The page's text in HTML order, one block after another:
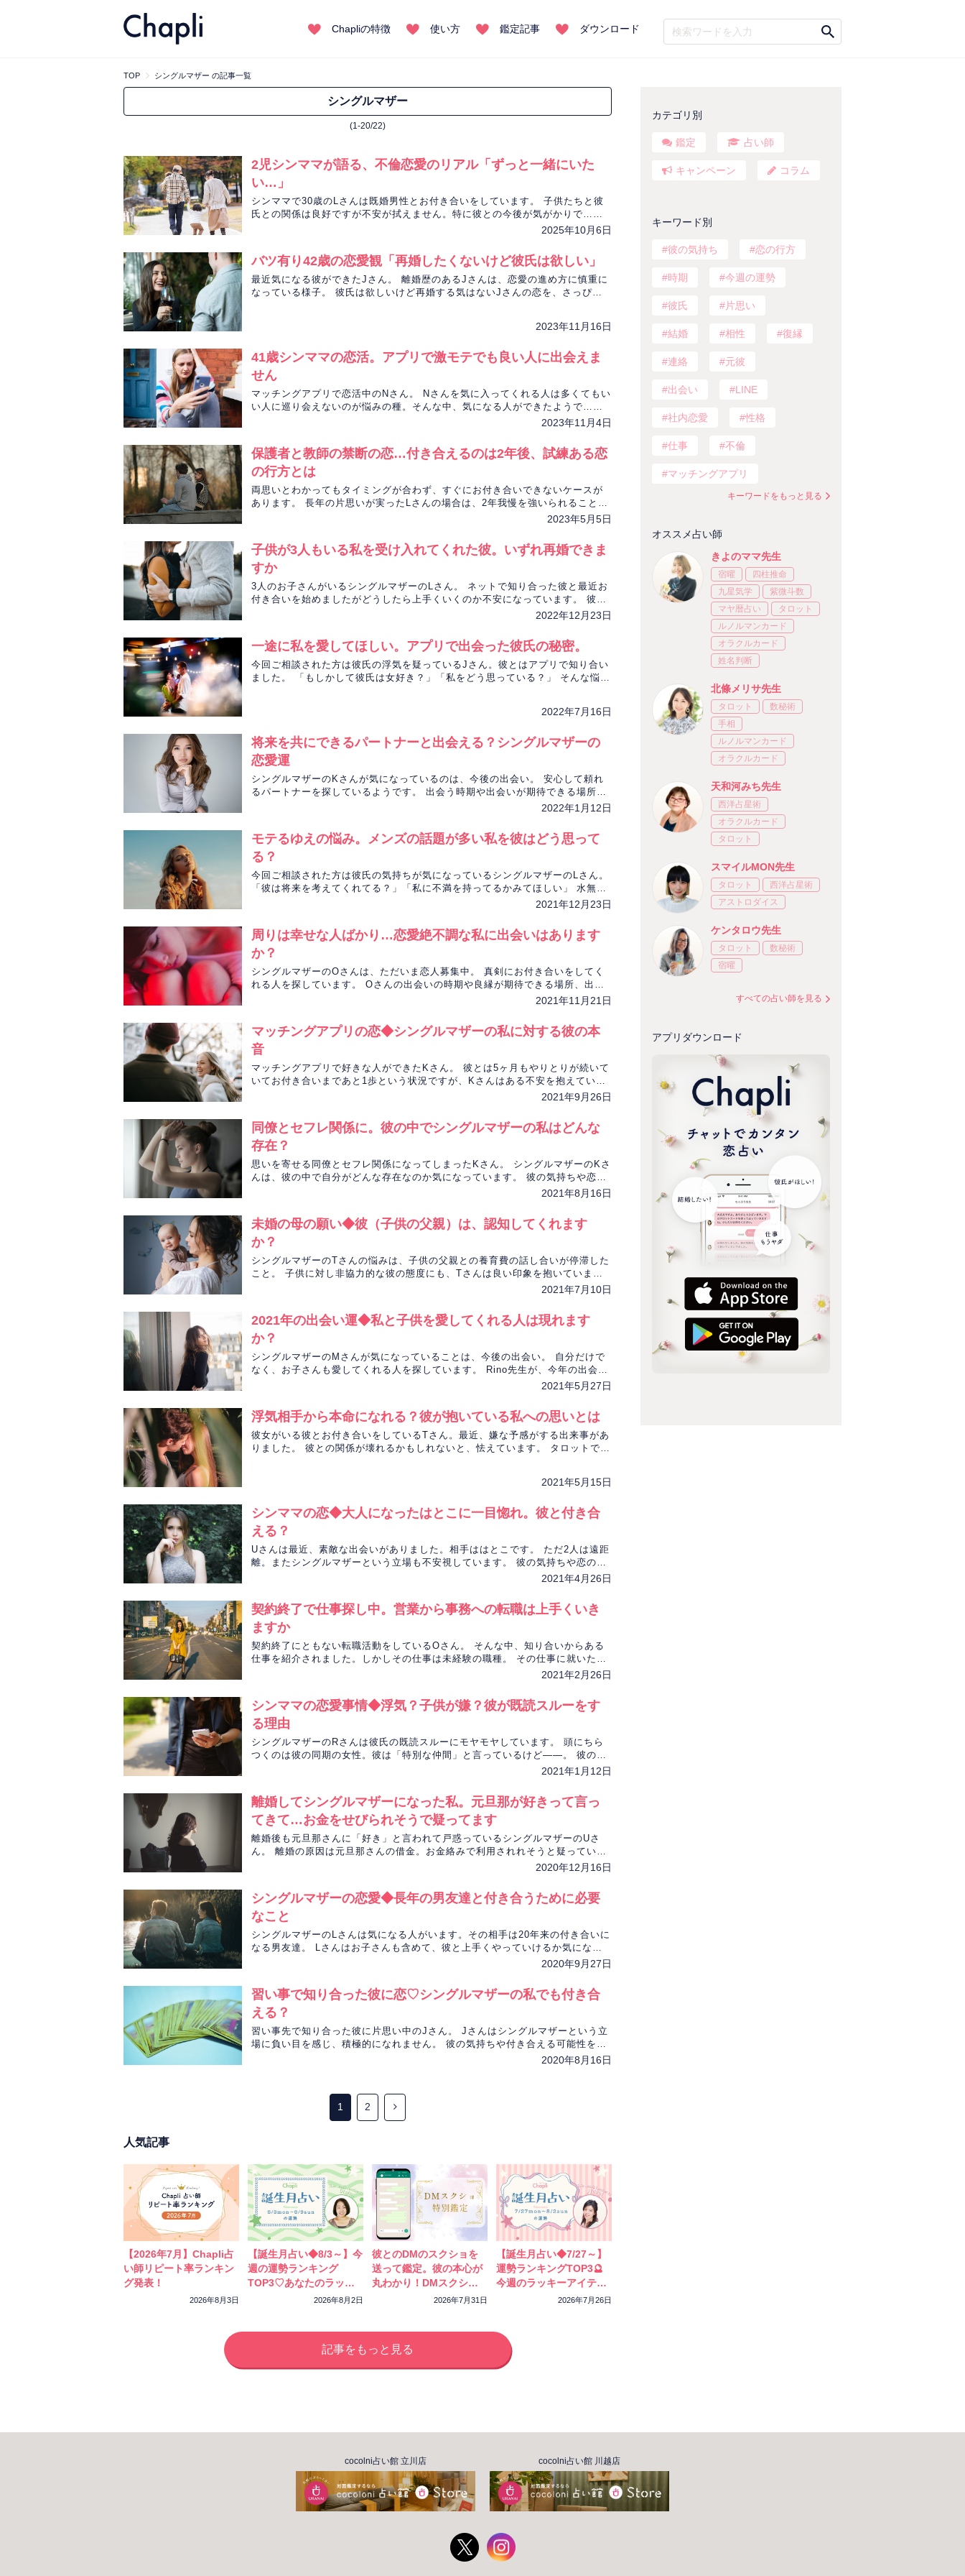
Chapliの特徴 使い方 鑑定記事 ダウンロード
TOP シングルマザー の記事一覧
シングルマザー
(1-20/22)
2児シンママが語る、不倫恋愛のリアル「ずっと一緒にいた
い…」
シンママで30歳のLさんは既婚男性とお付き合いをしています。 子供たちと彼
氏との関係は良好ですが不安が拭えません。特に彼との今後が気がかりで…。
2025年10月6日
バツ有り42歳の恋愛観「再婚したくないけど彼氏は欲しい」
最近気になる彼ができたJさん。 離婚歴のあるJさんは、恋愛の進め方に慎重に
なっている様子。 彼氏は欲しいけど再婚する気はないJさんの恋を、さっぴゃ
2023年11月16日
41歳シンママの恋活。アプリで激モテでも良い人に出会えま
せん
マッチングアプリで恋活中のNさん。 Nさんを気に入ってくれる人は多くてもい
い人に巡り会えないのが悩みの種。そんな中、気になる人ができたようで…。
2023年11月4日
保護者と教師の禁断の恋…付き合えるのは2年後、試練ある恋
の行方とは
両思いとわかってもタイミングが合わず、すぐにお付き合いできないケースが
あります。 長年の片思いが実ったLさんの場合は、2年我慢を強いられることが
2023年5月5日
子供が3人もいる私を受け入れてくれた彼。いずれ再婚できま
すか
3人のお子さんがいるシングルマザーのLさん。 ネットで知り合った彼と最近お
付き合いを始めましたがどうしたら上手くいくのか不安になっています。 彼の
2022年12月23日
一途に私を愛してほしい。アプリで出会った彼氏の秘密。
今回ご相談された方は彼氏の浮気を疑っているJさん。彼とはアプリで知り合い
ました。 「もしかして彼氏は女好き？」「私をどう思っている？」 そんな悩み
2022年7月16日
将来を共にできるパートナーと出会える？シングルマザーの
恋愛運
シングルマザーのKさんが気になっているのは、今後の出会い。 安心して頼れ
るパートナーを探しているようです。 出会う時期や出会いが期待できる場所を
2022年1月12日
モテるゆえの悩み。メンズの話題が多い私を彼はどう思って
る？
今回ご相談された方は彼氏の気持ちが気になっているシングルマザーのLさん。
「彼は将来を考えてくれてる？」「私に不満を持ってるかみてほしい」 水無瀬
2021年12月23日
周りは幸せな人ばかり…恋愛絶不調な私に出会いはあります
か？
シングルマザーのOさんは、ただいま恋人募集中。 真剣にお付き合いをしてく
れる人を探しています。 Oさんの出会いの時期や良縁が期待できる場所、出会
2021年11月21日
マッチングアプリの恋◆シングルマザーの私に対する彼の本
音
マッチングアプリで好きな人ができたKさん。 彼とは5ヶ月もやりとりが続いて
いてお付き合いまであと1歩という状況ですが、Kさんはある不安を抱えていて
2021年9月26日
同僚とセフレ関係に。彼の中でシングルマザーの私はどんな
存在？
思いを寄せる同僚とセフレ関係になってしまったKさん。 シングルマザーのKさ
んは、彼の中で自分がどんな存在なのか気になっています。 彼の気持ちや恋の
2021年8月16日
未婚の母の願い◆彼（子供の父親）は、認知してくれます
か？
シングルマザーのTさんの悩みは、子供の父親との養育費の話し合いが停滞した
こと。 子供に対し非協力的な彼の態度にも、Tさんは良い印象を抱いていませ
2021年7月10日
2021年の出会い運◆私と子供を愛してくれる人は現れます
か？
シングルマザーのMさんが気になっていることは、今後の出会い。 自分だけで
なく、お子さんも愛してくれる人を探しています。 Rino先生が、今年の出会い
2021年5月27日
浮気相手から本命になれる？彼が抱いている私への思いとは
彼女がいる彼とお付き合いをしているTさん。最近、嫌な予感がする出来事があ
りました。 彼との関係が壊れるかもしれないと、怯えています。 タロットで彼
2021年5月15日
シンママの恋◆大人になったはとこに一目惚れ。彼と付き合
える？
Uさんは最近、素敵な出会いがありました。相手ははとこです。 ただ2人は遠距
離。またシングルマザーという立場も不安視しています。 彼の気持ちや恋の行
2021年4月26日
契約終了で仕事探し中。営業から事務への転職は上手くいき
ますか
契約終了にともない転職活動をしているOさん。 そんな中、知り合いからある
仕事を紹介されました。しかしその仕事は未経験の職種。 その仕事に就いたら
2021年2月26日
シンママの恋愛事情◆浮気？子供が嫌？彼が既読スルーをす
る理由
シングルマザーのRさんは彼氏の既読スルーにモヤモヤしています。 頭にちら
つくのは彼の同期の女性。彼は「特別な仲間」と言っているけど――。 彼の状
2021年1月12日
離婚してシングルマザーになった私。元旦那が好きって言っ
てきて…お金をせびられそうで疑ってます
離婚後も元旦那さんに「好き」と言われて戸惑っているシングルマザーのUさ
ん。 離婚の原因は元旦那さんの借金。お金絡みで利用されれそうと疑ってい
2020年12月16日
シングルマザーの恋愛◆長年の男友達と付き合うために必要
なこと
シングルマザーのLさんは気になる人がいます。その相手は20年来の付き合いに
なる男友達。 Lさんはお子さんも含めて、彼と上手くやっていけるか気になっ
2020年9月27日
習い事で知り合った彼に恋♡シングルマザーの私でも付き合
える？
習い事先で知り合った彼に片思い中のJさん。 Jさんはシングルマザーという立
場に負い目を感じ、積極的になれません。 彼の気持ちや付き合える可能性を、
2020年8月16日
1 2
人気記事
【2026年7月】Chapli占
い師リピート率ランキン
グ発表！
2026年8月3日
【誕生月占い◆8/3～】今
週の運勢ランキング
TOP3♡あなたのラッキ
ーカラーをチェック！
2026年8月2日
彼とのDMのスクショを
送って鑑定。彼の本心が
丸わかり！DMスクショ
特別鑑定をスタートしま
2026年7月31日
【誕生月占い◆7/27～】
運勢ランキングTOP3🔮
今週のラッキーアイテム
2026年7月26日
記事をもっと見る
カテゴリ別
鑑定 占い師
キャンペーン コラム
キーワード別
彼の気持ち 恋の行方
時期 今週の運勢
彼氏 片思い
結婚 相性 復縁
連絡 元彼
出会い LINE
社内恋愛 性格
仕事 不倫
マッチングアプリ
キーワードをもっと見る
オススメ占い師
きよのママ先生
宿曜
四柱推命
九星気学
紫微斗数
マヤ暦占い
タロット
ルノルマンカード
オラクルカード
姓名判断
北條メリサ先生
タロット
数秘術
手相
ルノルマンカード
オラクルカード
天和河みち先生
西洋占星術
オラクルカード
タロット
スマイルMON先生
タロット
西洋占星術
アストロダイス
ケンタロウ先生
タロット
数秘術
宿曜
すべての占い師を見る
アプリダウンロード
cocolni占い館 立川店 cocolni占い館 川越店